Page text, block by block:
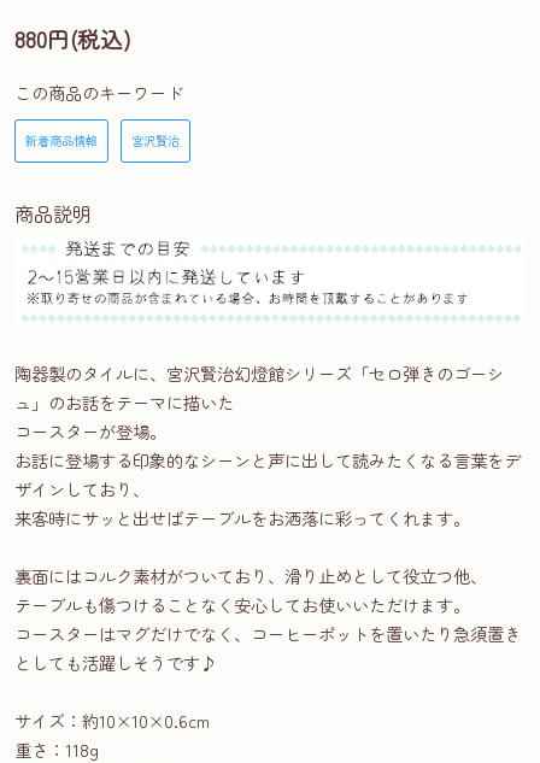
880円(税込)
この商品のキーワード
新着商品情報 宮沢賢治
商品説明
陶器製のタイルに、宮沢賢治幻燈館シリーズ「セロ弾きのゴーシ
ュ」のお話をテーマに描いた
コースターが登場。
お話に登場する印象的なシーンと声に出して読みたくなる言葉をデ
ザインしており、
来客時にサッと出せばテーブルをお洒落に彩ってくれます。
裏面にはコルク素材がついており、滑り止めとして役立つ他、
テーブルも傷つけることなく安心してお使いいただけます。
コースターはマグだけでなく、コーヒーポットを置いたり急須置き
としても活躍しそうです♪
サイズ：約10×10×0.6cm
重さ：118g